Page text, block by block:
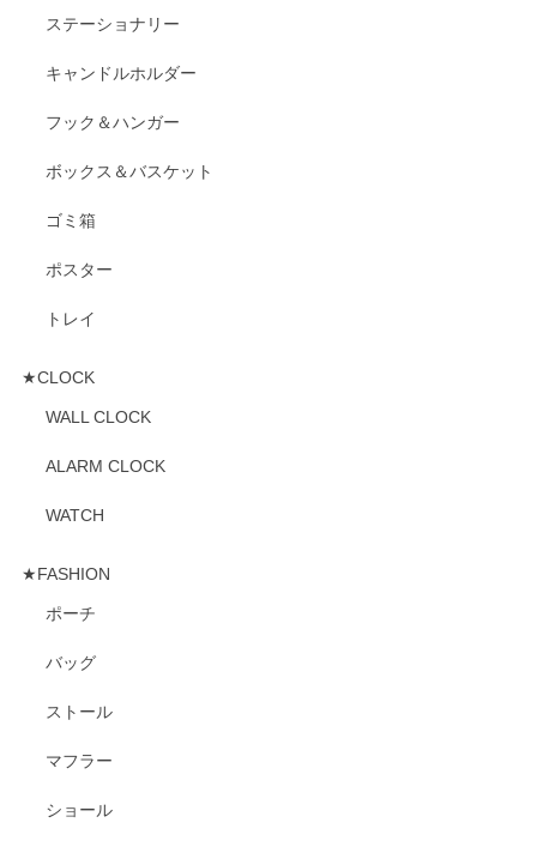
ステーショナリー
キャンドルホルダー
フック＆ハンガー
ボックス＆バスケット
ゴミ箱
ポスター
トレイ
★CLOCK
WALL CLOCK
ALARM CLOCK
WATCH
★FASHION
ポーチ
バッグ
ストール
マフラー
ショール